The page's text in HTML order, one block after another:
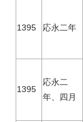
1395 応永二年
1395
応永二
年、四月